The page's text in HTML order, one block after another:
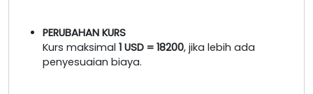
PERUBAHAN KURS
Kurs maksimal 1 USD = 18200, jika lebih ada
penyesuaian biaya.